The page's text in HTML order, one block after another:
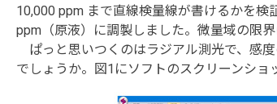
10,000 ppm まで直線検量線が書けるかを検
ppm（原液）に調製しました。微量域の限
ぱっと思いつくのはラジアル測光で、感
でしょうか。図1にソフトのスクリーンショ